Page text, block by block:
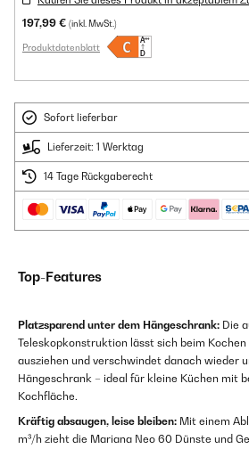
197,99 € (inkl. MwSt.)
Produktdatenblatt
Sofort lieferbar
Lieferzeit: 1 Werktag
14 Tage Rückgaberecht
Top-Features
Platzsparend unter dem Hängeschrank: Die
Teleskopkonstruktion lässt sich beim
ausziehen und verschwindet danach wieder
Hängeschrank – ideal für kleine Küchen mit
Kochfläche.
Kräftig absaugen, leise bleiben: Mit einem
m³/h zieht die Mariana Neo 60 Dünste und